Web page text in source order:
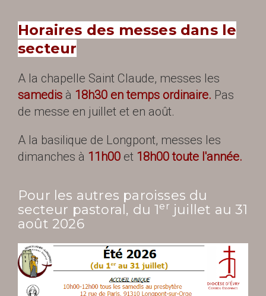
Horaires des messes dans le
secteur
A la chapelle Saint Claude, messes les
samedis à 18h30 en temps ordinaire. Pas
de messe en juillet et en août.
A la basilique de Longpont, messes les
dimanches à 11h00 et 18h00 toute l'année.
Pour les autres paroisses du
secteur pastoral, du 1er juillet au 31
août 2026